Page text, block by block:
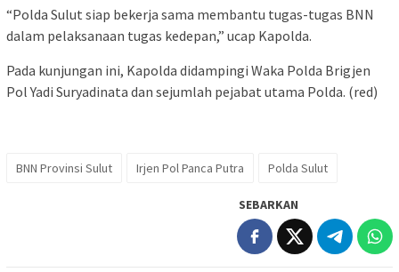
“Polda Sulut siap bekerja sama membantu tugas-tugas BNN
dalam pelaksanaan tugas kedepan,” ucap Kapolda.
Pada kunjungan ini, Kapolda didampingi Waka Polda Brigjen
Pol Yadi Suryadinata dan sejumlah pejabat utama Polda. (red)
BNN Provinsi Sulut Irjen Pol Panca Putra Polda Sulut
SEBARKAN